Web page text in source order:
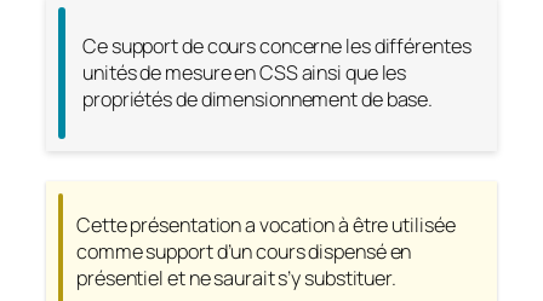
Ce support de cours concerne les différentes
unités de mesure en CSS ainsi que les
propriétés de dimensionnement de base.
Cette présentation a vocation à être utilisée
comme support d’un cours dispensé en
présentiel et ne saurait s’y substituer.